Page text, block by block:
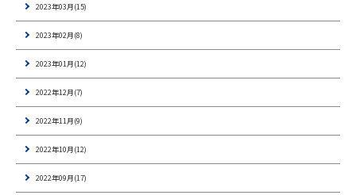
2023年03月(15)
2023年02月(8)
2023年01月(12)
2022年12月(7)
2022年11月(9)
2022年10月(12)
2022年09月(17)